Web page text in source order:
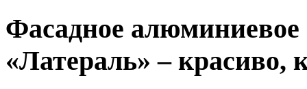
Фасадное алюминиевое
«Латераль» – красиво,